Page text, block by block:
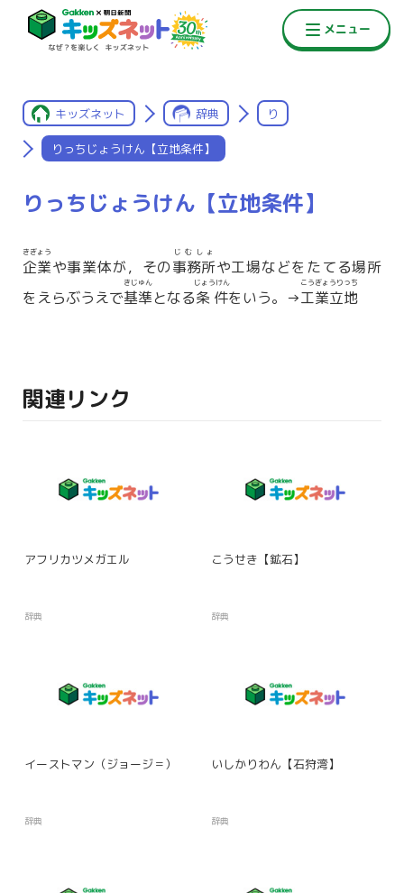
キッズネット 辞典 り
りっちじょうけん【立地条件】
りっちじょうけん【立地条件】
企業
きぎょう
や事業体が，その事務所
じむしょ
や工場などをたてる場所
をえらぶうえで基準
きじゅん
となる条件
じょうけん
をいう。→工業立地
こうぎょうりっち
関連リンク
アフリカツメガエル
辞典
こうせき【鉱石】
辞典
イーストマン（ジョージ＝）
辞典
いしかりわん【石狩湾】
辞典